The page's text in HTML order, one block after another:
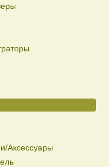
Аксессуары